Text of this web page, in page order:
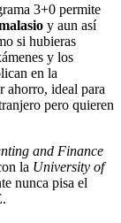
3+0 permite
y aun así
si hubieras
y los
en la
ahorro, ideal para
pero quieren
and Finance
la University of
nunca pisa el